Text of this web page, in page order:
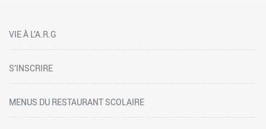
VIE À L’A.R.G
S’INSCRIRE
MENUS DU RESTAURANT SCOLAIRE